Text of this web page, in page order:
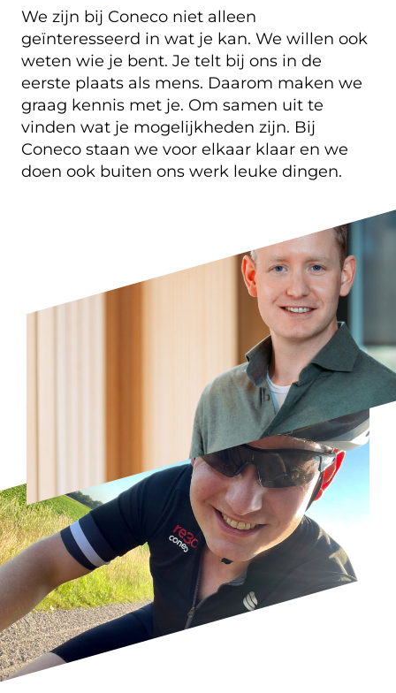
We zijn bij Coneco niet alleen
geïnteresseerd in wat je kan. We willen ook
weten wie je bent. Je telt bij ons in de
eerste plaats als mens. Daarom maken we
graag kennis met je. Om samen uit te
vinden wat je mogelijkheden zijn. Bij
Coneco staan we voor elkaar klaar en we
doen ook buiten ons werk leuke dingen.